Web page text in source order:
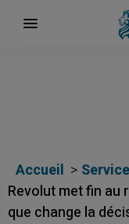
Accueil
Revolut met fin au
que change la